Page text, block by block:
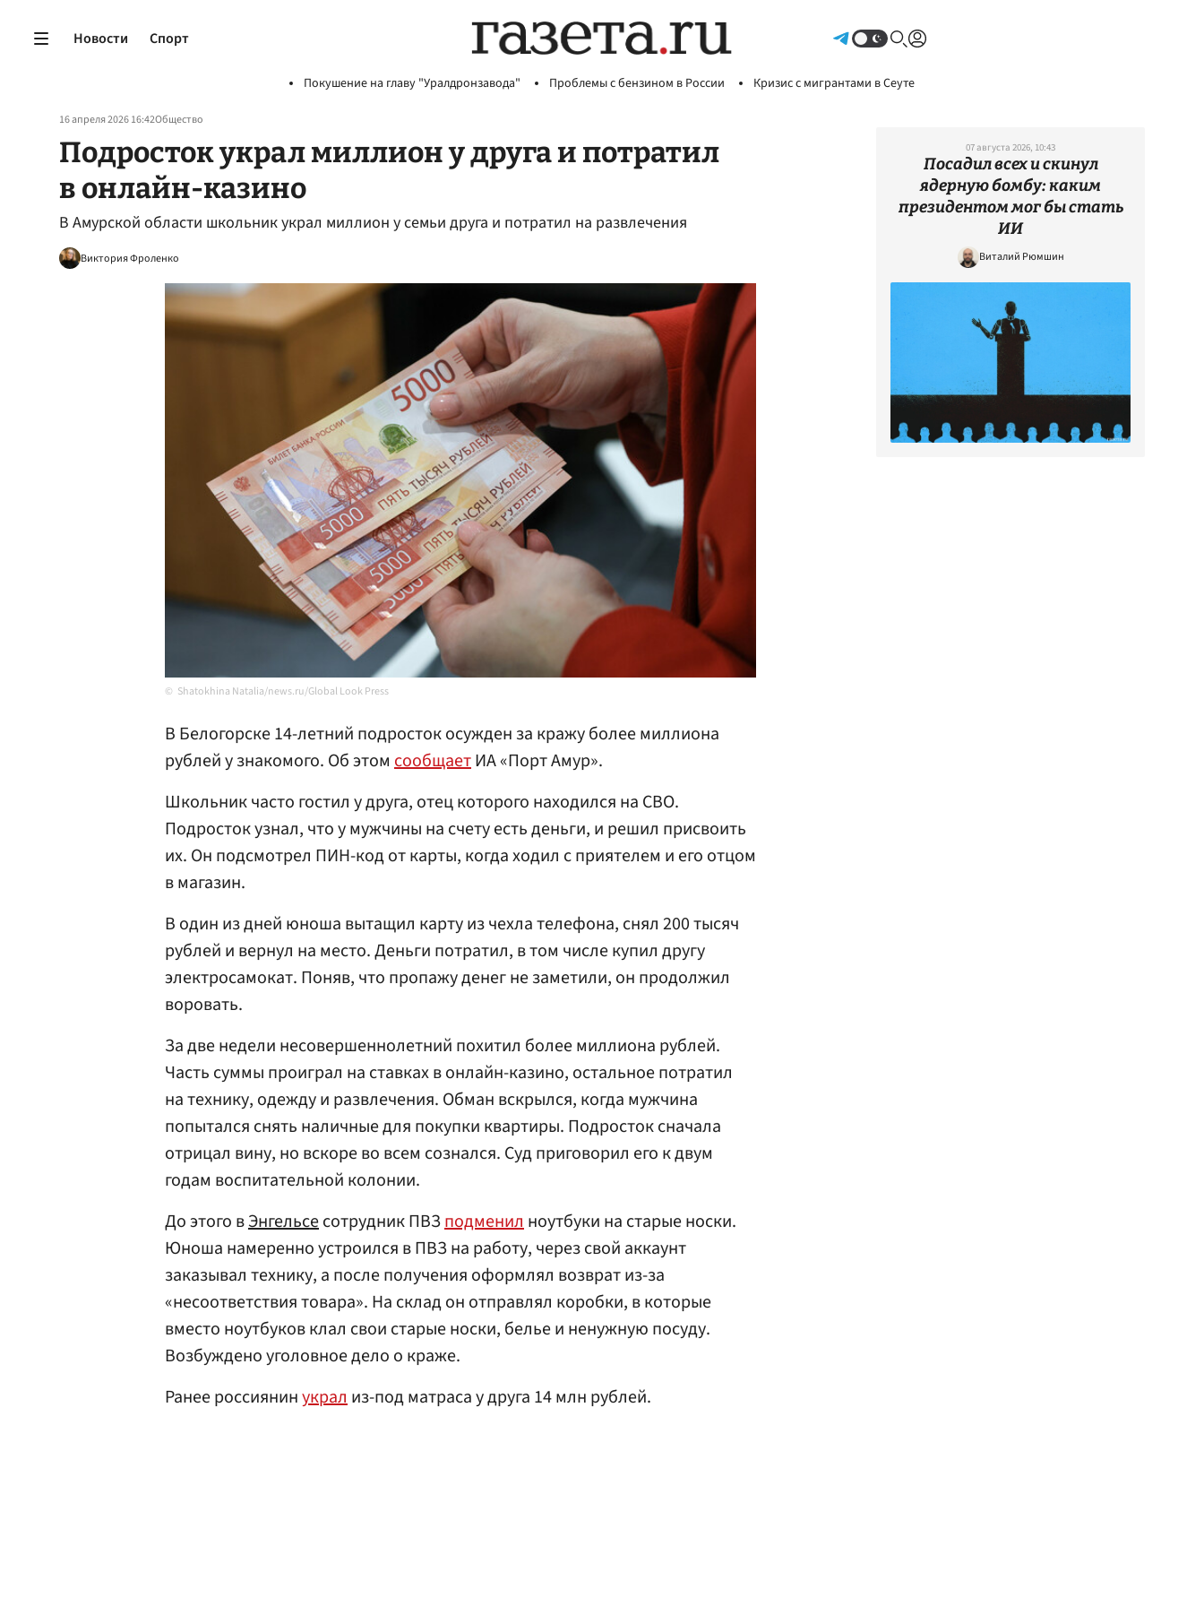
Новости Спорт
Покушение на главу "Уралдронзавода" Проблемы с бензином в России Кризис с мигрантами в Сеуте
16 апреля 2026 16:42Общество
Подросток украл миллион у друга и потратил
в онлайн-казино
В Амурской области школьник украл миллион у семьи друга и потратил на развлечения
Виктория Фроленко
Shatokhina Natalia/news.ru/Global Look Press
В Белогорске 14-летний подросток осужден за кражу более миллиона
рублей у знакомого. Об этом сообщаетИА «Порт Амур».
Школьник часто гостил у друга, отец которого находился на СВО.
Подросток узнал, что у мужчины на счету есть деньги, и решил присвоить
их. Он подсмотрел ПИН-код от карты, когда ходил с приятелем и его отцом
в магазин.
В один из дней юноша вытащил карту из чехла телефона, снял 200 тысяч
рублей и вернул на место. Деньги потратил, в том числе купил другу
электросамокат. Поняв, что пропажу денег не заметили, он продолжил
воровать.
За две недели несовершеннолетний похитил более миллиона рублей.
Часть суммы проиграл на ставках в онлайн-казино, остальное потратил
на технику, одежду и развлечения. Обман вскрылся, когда мужчина
попытался снять наличные для покупки квартиры. Подросток сначала
отрицал вину, но вскоре во всем сознался. Суд приговорил его к двум
годам воспитательной колонии.
До этого вЭнгельсесотрудник ПВЗподменилноутбуки на старые носки.
Юноша намеренно устроился в ПВЗ на работу, через свой аккаунт
заказывал технику, а после получения оформлял возврат из-за
«несоответствия товара». На склад он отправлял коробки, в которые
вместо ноутбуков клал свои старые носки, белье и ненужную посуду.
Возбуждено уголовное дело о краже.
Ранее россиянинукрализ-под матраса у друга 14 млн рублей.
07 августа 2026, 10:43
Посадил всех и скинул
ядерную бомбу: каким
президентом мог бы стать
ИИ
Виталий Рюмшин